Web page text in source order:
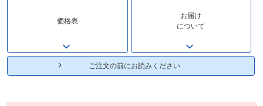
価格表
お届け
について
ご注文の前にお読みください